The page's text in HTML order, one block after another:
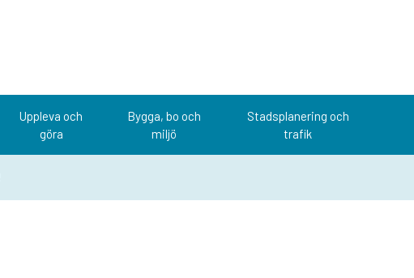
Uppleva och
göra
Bygga, bo och
miljö
Stadsplanering och
trafik